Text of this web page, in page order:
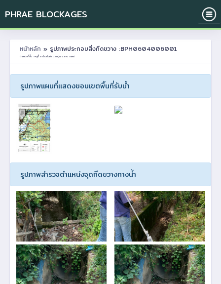
PHRAE BLOCKAGES
หน้าหลัก » รูปภาพประกอบสิ่งกีดขวาง :BPH0604006001
ตำแหน่งที่ตั้ง : หมู่ที่ 6 บ้านปงค่า ต.เตาปูน อ.สอง จ.แพร่
รูปภาพแผนที่แสดงขอบเขตพื้นที่รับน้ำ
รูปภาพสำรวจตำแหน่งจุดกีดขวางทางน้ำ